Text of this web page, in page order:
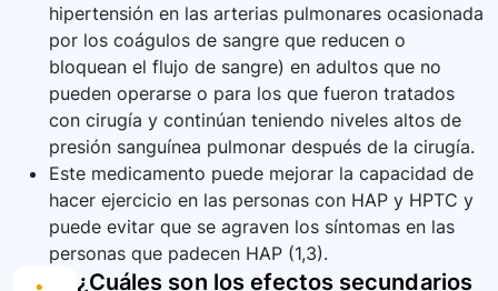
prescriben riociguat.
hipertensión en las arterias pulmonares ocasionada
por los coágulos de sangre que reducen o
bloquean el flujo de sangre) en adultos que no
pueden operarse o para los que fueron tratados
con cirugía y continúan teniendo niveles altos de
presión sanguínea pulmonar después de la cirugía.
Este medicamento puede mejorar la capacidad de
hacer ejercicio en las personas con HAP y HPTC y
puede evitar que se agraven los síntomas en las
personas que padecen HAP (1,3).
¿Cuáles son los efectos secundarios